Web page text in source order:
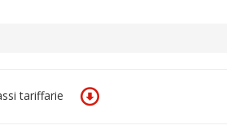
tariffarie